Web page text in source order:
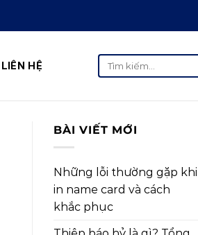
LIÊN HỆ
Tìm
kiếm:
BÀI VIẾT MỚI
Những lỗi thường gặp khi
in name card và cách
khắc phục